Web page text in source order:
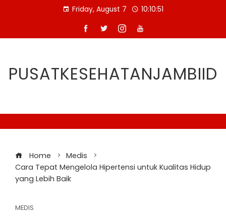
Friday, August 7 10:10:52
PUSATKESEHATANJAMBIID
Home
Medis
Cara Tepat Mengelola Hipertensi untuk Kualitas Hidup
yang Lebih Baik
MEDIS